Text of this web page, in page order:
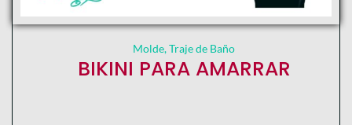
Molde,Traje de Baño
BIKINI PARA AMARRAR